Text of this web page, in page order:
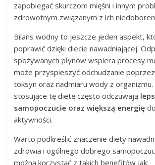
zapobiegać skurczom mięśni i innym
zdrowotnym związanym z ich
Bilans wodny to jeszcze jeden aspekt,
poprawić dzięki diecie nawadniającej.
spożywanych płynów wspiera procesy
może przyspieszyć odchudzanie
toksyn oraz nadmiaru wody z
stosujące tę dietę często odczuwają
samopoczucie oraz większą energię
aktywności.
Warto podkreślić znaczenie diety
zdrowia i ogólnego dobrego
można korzystać z takich benefitów jak: